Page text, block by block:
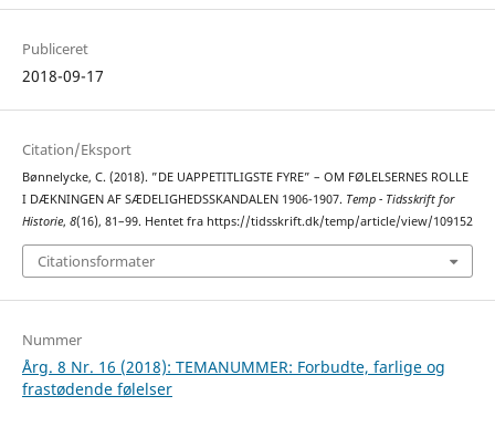
Publiceret
2018-09-17
Citation/Eksport
Bønnelycke, C. (2018). ”DE UAPPETITLIGSTE FYRE” – OM FØLELSERNES ROLLE
I DÆKNINGEN AF SÆDELIGHEDSSKANDALEN 1906-1907. Temp - Tidsskrift for
Historie, 8(16), 81–99. Hentet fra https://tidsskrift.dk/temp/article/view/109152
Citationsformater
Nummer
Årg. 8 Nr. 16 (2018): TEMANUMMER: Forbudte, farlige og
frastødende følelser